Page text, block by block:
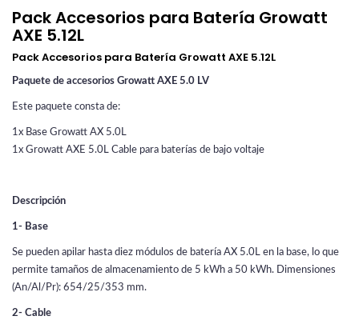
Pack Accesorios para Batería Growatt
AXE 5.12L
Pack Accesorios para Batería Growatt AXE 5.12L
Paquete de accesorios Growatt AXE 5.0 LV
Este paquete consta de:
1x Base Growatt AX 5.0L
1x Growatt AXE 5.0L Cable para baterías de bajo voltaje
Descripción
1- Base
Se pueden apilar hasta diez módulos de batería AX 5.0L en la base, lo que
permite tamaños de almacenamiento de 5 kWh a 50 kWh. Dimensiones
(An/Al/Pr): 654/25/353 mm.
2- Cable